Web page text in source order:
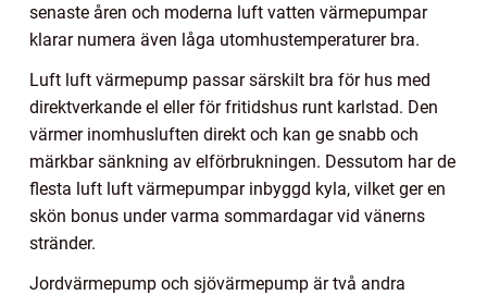
senaste åren och moderna luft vatten värmepumpar
klarar numera även låga utomhustemperaturer bra.
Luft luft värmepump passar särskilt bra för hus med
direktverkande el eller för fritidshus runt karlstad. Den
värmer inomhusluften direkt och kan ge snabb och
märkbar sänkning av elförbrukningen. Dessutom har de
flesta luft luft värmepumpar inbyggd kyla, vilket ger en
skön bonus under varma sommardagar vid vänerns
stränder.
Jordvärmepump och sjövärmepump är två andra